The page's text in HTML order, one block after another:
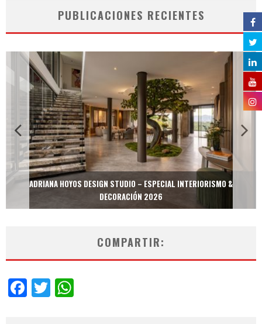
PUBLICACIONES RECIENTES
ADRIANA HOYOS DESIGN STUDIO – ESPECIAL INTERIORISMO &
DECORACIÓN 2026
COMPARTIR:
Facebook
Twitter